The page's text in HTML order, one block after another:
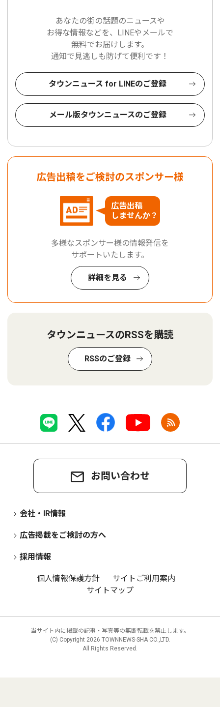
あなたの街の話題のニュースや
お得な情報などを、LINEやメールで
無料でお届けします。
通知で見逃しも防げて便利です！
タウンニュース for LINEのご登録
メール版タウンニュースのご登録
広告出稿をご検討のスポンサー様
広告出稿
しませんか？
多様なスポンサー様の情報発信を
サポートいたします。
詳細を見る
タウンニュースのRSSを購読
RSSのご登録
お問い合わせ
会社・IR情報
広告掲載をご検討の方へ
採用情報
個人情報保護方針
サイトご利用案内
サイトマップ
当サイト内に掲載の記事・写真等の無断転載を禁止します。
(C) Copyright 2026 TOWNNEWS-SHA CO.,LTD.
All Rights Reserved.